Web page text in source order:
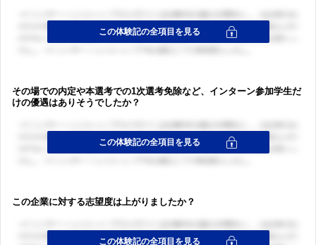
その場での内定や本選考での1次選考免除など、インターン参加学生だ
けの優遇はありそうでしたか？
この企業に対する志望度は上がりましたか？
ログイン・会員登録
ログイン・会員登録